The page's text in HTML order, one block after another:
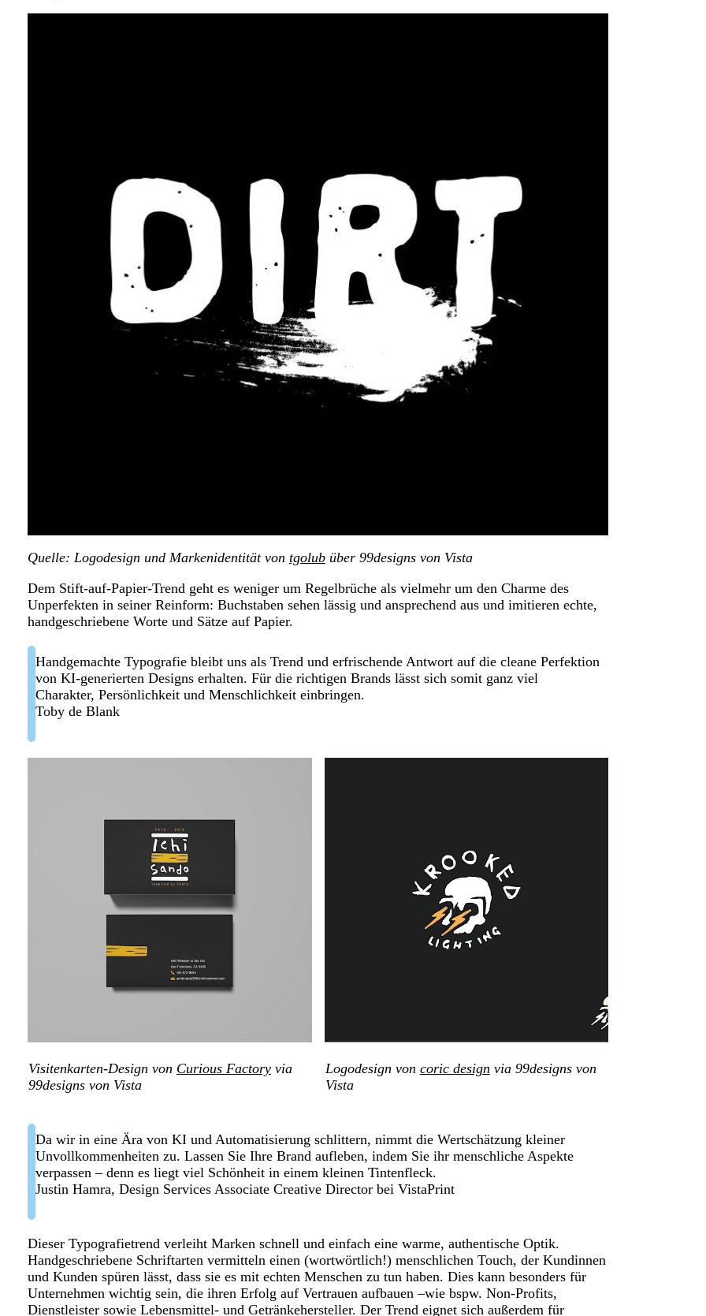
Quelle: Logodesign und Markenidentität von tgolub über 99designs von Vista
Dem Stift-auf-Papier-Trend geht es weniger um Regelbrüche als vielmehr um den Charme des
Unperfekten in seiner Reinform: Buchstaben sehen lässig und ansprechend aus und imitieren echte,
handgeschriebene Worte und Sätze auf Papier.
Handgemachte Typografie bleibt uns als Trend und erfrischende Antwort auf die cleane Perfektion
von KI-generierten Designs erhalten. Für die richtigen Brands lässt sich somit ganz viel
Charakter, Persönlichkeit und Menschlichkeit einbringen.
Toby de Blank
Visitenkarten-Design von Curious Factory via
99designs von Vista
Logodesign von coric design via 99designs von
Vista
Da wir in eine Ära von KI und Automatisierung schlittern, nimmt die Wertschätzung kleiner
Unvollkommenheiten zu. Lassen Sie Ihre Brand aufleben, indem Sie ihr menschliche Aspekte
verpassen – denn es liegt viel Schönheit in einem kleinen Tintenfleck.
Justin Hamra, Design Services Associate Creative Director bei VistaPrint
Dieser Typografietrend verleiht Marken schnell und einfach eine warme, authentische Optik.
Handgeschriebene Schriftarten vermitteln einen (wortwörtlich!) menschlichen Touch, der Kundinnen
und Kunden spüren lässt, dass sie es mit echten Menschen zu tun haben. Dies kann besonders für
Unternehmen wichtig sein, die ihren Erfolg auf Vertrauen aufbauen –wie bspw. Non-Profits,
Dienstleister sowie Lebensmittel- und Getränkehersteller. Der Trend eignet sich außerdem für